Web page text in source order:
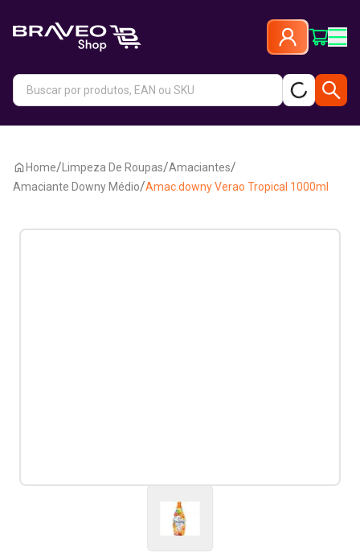
Home/ Limpeza De Roupas/Amaciantes/
Amaciante Downy Médio/Amac.downy Verao Tropical 1000ml